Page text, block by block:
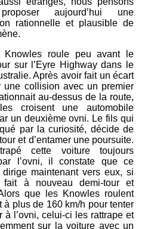
aujourd’hui une
rationnelle et plausible de
Knowles roule peu avant le
sur l’Eyre Highway dans le
Après avoir fait un écart
une collision avec un premier
au-dessus de la route,
croisent une automobile
un deuxième ovni. Le fils qui
par la curiosité, décide de
et d’entamer une poursuite.
cette voiture toujours
l’ovni, il constate que ce
maintenant vers eux, si
fait à nouveau demi-tour et
que les Knowles roulent
à plus de 160 km/h pour tenter
à l’ovni, celui-ci les rattrape et
sur la voiture avec un